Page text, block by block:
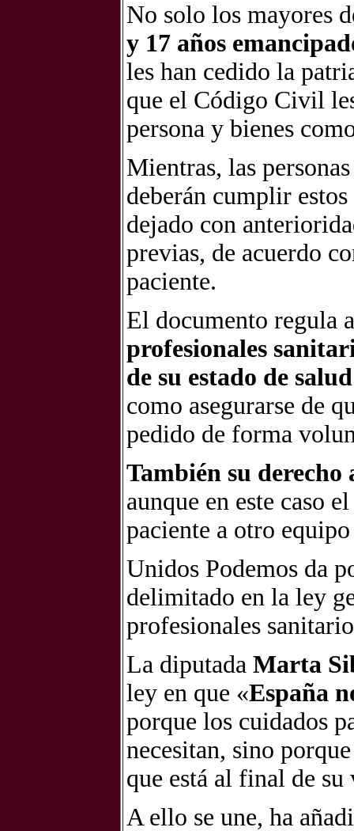
No solo los mayores
y 17 años
les han cedido la
que el Código Civil
persona y bienes
Mientras, las
deberán cumplir
dejado con
previas, de acuerdo
paciente.
El documento regula
profesionales
de su estado de
como asegurarse de
pedido de forma
También su derecho
aunque en este caso
paciente a otro
Unidos Podemos da
delimitado en la ley
profesionales
La diputada Marta
ley en que «España
porque los cuidados
necesitan, sino
que está al final de
A ello se une, ha